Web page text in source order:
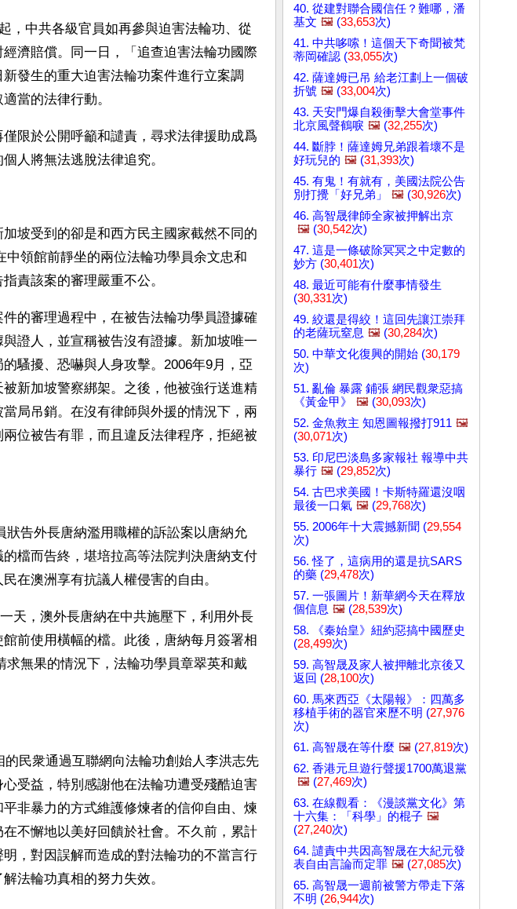
，中共各級官員如再參與迫害法輪功、從
濟賠償。同一日，「追查迫害法輪功國際
發生的重大迫害法輪功案件進行立案調
當的法律行動。
限於公開呼籲和譴責，尋求法律援助成爲
人將無法逃脫法律追究。
坡受到的卻是和西方民主國家截然不同的
領館前靜坐的兩位法輪功學員余文忠和
責該案的審理嚴重不公。
的審理過程中，在被告法輪功學員證據確
證人，並宣稱被告沒有證據。新加坡唯一
騷擾、恐嚇與人身攻擊。2006年9月，亞
新加坡警察綁架。之後，他被強行送進精
局吊銷。在沒有律師與外援的情況下，兩
位被告有罪，而且違反法律程序，拒絕被
狀告外長唐納濫用職權的訴訟案以唐納允
檔而告終，堪培拉高等法院判決唐納支付
在澳洲享有抗議人權侵害的自由。
天，澳外長唐納在中共施壓下，利用外長
前使用橫幅的檔。此後，唐納每月簽署相
求無果的情況下，法輪功學員章翠英和戴
民衆通過互聯網向法輪功創始人李洪志先
受益，特別感謝他在法輪功遭受殘酷迫害
非暴力的方式維護修煉者的信仰自由、煉
不懈地以美好回饋於社會。不久前，累計
，對因誤解而造成的對法輪功的不當言行
法輪功真相的努力失效。
40. 從建對聯合國信任？難哪，潘
基文 🖼️ (33,653次)
41. 中共哆嗦！這個天下奇聞被梵
蒂岡確認 (33,055次)
42. 薩達姆已吊 給老江劃上一個破
折號 🖼️ (33,004次)
43. 天安門爆自殺衝擊大會堂事件
北京風聲鶴唳 🖼️ (32,255次)
44. 斷脖！薩達姆兄弟跟着壞不是
好玩兒的 🖼️ (31,393次)
45. 有鬼！有就有，美國法院公告
別打攪「好兄弟」
🖼️ (30,926次)
46. 高智晟律師全家被押解出京
🖼️ (30,542次)
47. 這是一條破除冥冥之中定數的
妙方 (30,401次)
48. 最近可能有什麼事情發生
(30,331次)
49. 絞還是得絞！這回先讓江崇拜
的老薩玩窒息 🖼️ (30,284次)
50. 中華文化復興的開始 (30,179
次)
51. 亂倫 暴露 鋪張 網民觀衆惡搞
《黃金甲》
🖼️ (30,093次)
52. 金魚救主 知恩圖報撥打911 🖼️
(30,071次)
53. 印尼巴淡島多家報社 報導中共
暴行 🖼️ (29,852次)
54. 古巴求美國！卡斯特羅還沒咽
最後一口氣 🖼️ (29,768次)
55. 2006年十大震撼新聞 (29,554
次)
56. 怪了，這病用的還是抗SARS
的藥 (29,478次)
57. 一張圖片！新華網今天在釋放
個信息 🖼️ (28,539次)
58. 《秦始皇》紐約惡搞中國歷史
(28,499次)
59. 高智晟及家人被押離北京後又
返回 (28,100次)
60. 馬來西亞《太陽報》：四萬多
移植手術的器官來歷不明 (27,976
次)
61. 高智晟在等什麼 🖼️ (27,819次)
62. 香港元旦遊行聲援1700萬退黨
🖼️ (27,469次)
63. 在線觀看：《漫談黨文化》第
十六集：「科學」的棍子 🖼️
(27,240次)
64. 譴責中共因高智晟在大紀元發
表自由言論而定罪 🖼️ (27,085次)
65. 高智晟一週前被警方帶走下落
不明 (26,944次)